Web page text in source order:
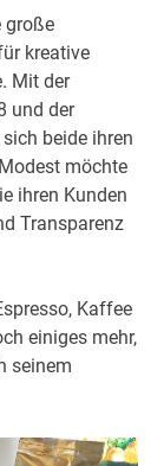
große
kreative
Mit der
und der
beide ihren
möchte
ihren Kunden
Transparenz
Kaffee
einiges mehr,
seinem